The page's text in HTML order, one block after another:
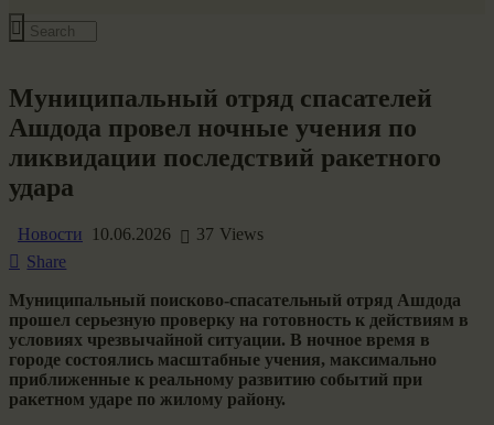
Муниципальный отряд спасателей
Ашдода провел ночные учения по
ликвидации последствий ракетного
удара
Новости 10.06.2026 37 Views
Share
Муниципальный поисково-спасательный отряд Ашдода
прошел серьезную проверку на готовность к действиям в
условиях чрезвычайной ситуации. В ночное время в
городе состоялись масштабные учения, максимально
приближенные к реальному развитию событий при
ракетном ударе по жилому району.